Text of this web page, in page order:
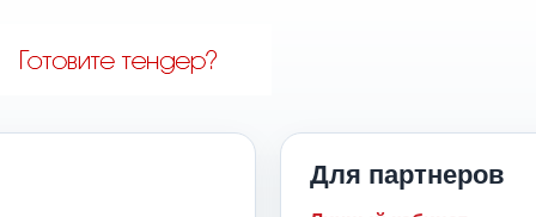
Для партнеров